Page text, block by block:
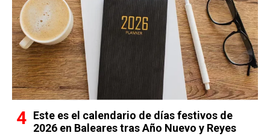
Este es el calendario de días festivos de
2026 en Baleares tras Año Nuevo y Reyes